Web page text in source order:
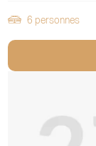
6 personnes